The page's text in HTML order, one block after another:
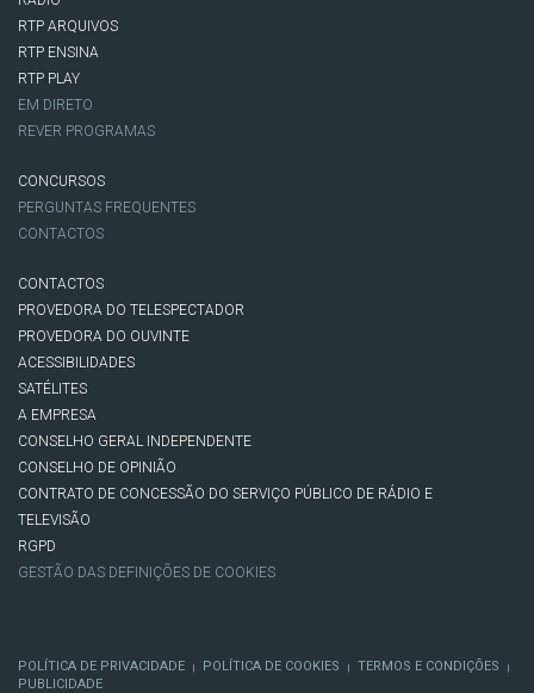
RTP ARQUIVOS
RTP ENSINA
RTP PLAY
EM DIRETO
REVER PROGRAMAS
CONCURSOS
PERGUNTAS FREQUENTES
CONTACTOS
CONTACTOS
PROVEDORA DO TELESPECTADOR
PROVEDORA DO OUVINTE
ACESSIBILIDADES
SATÉLITES
A EMPRESA
CONSELHO GERAL INDEPENDENTE
CONSELHO DE OPINIÃO
CONTRATO DE CONCESSÃO DO SERVIÇO PÚBLICO DE RÁDIO E
TELEVISÃO
RGPD
GESTÃO DAS DEFINIÇÕES DE COOKIES
POLÍTICA DE PRIVACIDADE | POLÍTICA DE COOKIES | TERMOS E CONDIÇÕES |
PUBLICIDADE